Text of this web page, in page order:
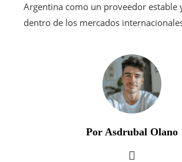
Argentina como un proveedor estable
dentro de los mercados
Por Asdrubal Olano